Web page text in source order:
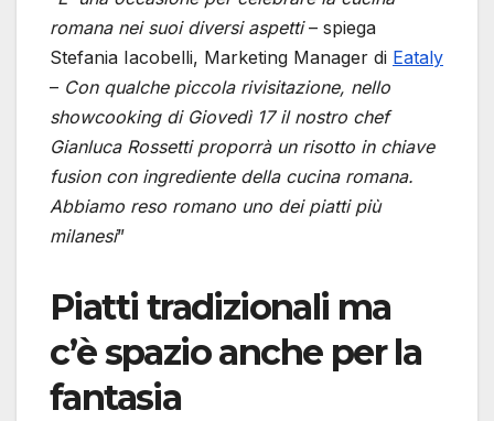
romana nei suoi diversi aspetti– spiega
Stefania Iacobelli, Marketing Manager di Eataly
– Con qualche piccola rivisitazione, nello
showcooking di Giovedì 17 il nostro chef
Gianluca Rossetti proporrà un risotto in chiave
fusion con ingrediente della cucina romana.
Abbiamo reso romano uno dei piatti più
milanesi”
Piatti tradizionali ma
c’è spazio anche per la
fantasia